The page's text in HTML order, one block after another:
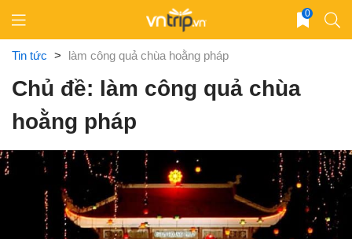
content
0
Tin tức > làm công quả chùa hoằng pháp
Chủ đề: làm công quả chùa
hoằng pháp